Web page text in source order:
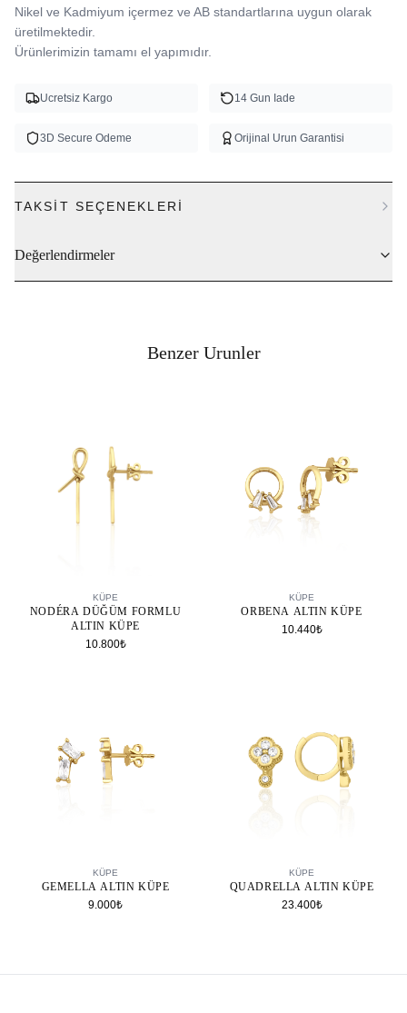
Nikel ve Kadmiyum içermez ve AB standartlarına uygun olarak
üretilmektedir.
Ürünlerimizin tamamı el yapımıdır.
Ucretsiz Kargo 14 Gun Iade
3D Secure Odeme Orijinal Urun Garantisi
TAKSIT SEÇENEKLERI
Değerlendirmeler
Benzer Urunler
KÜPE
NODÉRA DÜĞÜM FORMLU
ALTIN KÜPE
10.800₺
KÜPE
ORBENA ALTIN KÜPE
10.440₺
KÜPE
GEMELLA ALTIN KÜPE
9.000₺
KÜPE
QUADRELLA ALTIN KÜPE
23.400₺